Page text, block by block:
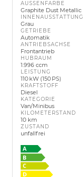
AUSSENFARBE
Graphite Dust Metallic
INNENAUSSTATTUNG
Grau
GETRIEBE
Automatik
ANTRIEBSACHSE
Frontantrieb
HUBRAUM
1.996 ccm
LEISTUNG
110 kW (150 PS)
KRAFTSTOFF
Diesel
KATEGORIE
Van/Minibus
KILOMETERSTAND
10 km
ZUSTAND
unfallfrei